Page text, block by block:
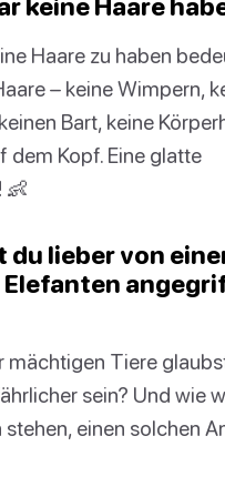
keine Haare
Haare zu haben
– keine Wimpern,
Bart, keine
dem Kopf. Eine glatte
👶
du lieber von
Elefanten
mächtigen Tiere
sein? Und wie
stehen, einen solchen